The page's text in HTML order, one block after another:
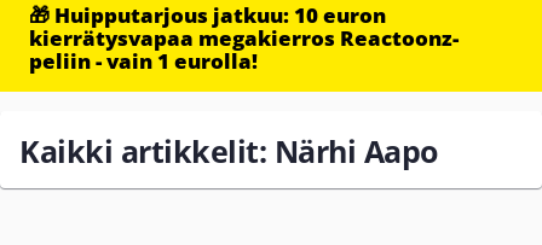
🎁 Huipputarjous jatkuu: 10 euron
kierrätysvapaa megakierros Reactoonz-
peliin - vain 1 eurolla!
Kaikki artikkelit: Närhi Aapo